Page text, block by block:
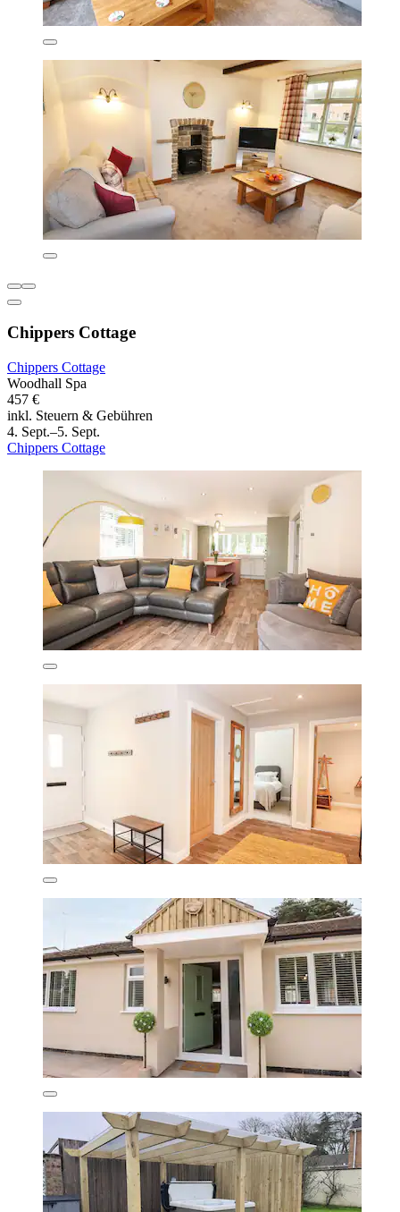
Chippers Cottage
Chippers Cottage
Woodhall Spa
457 €
inkl. Steuern & Gebühren
4. Sept.–5. Sept.
Chippers Cottage